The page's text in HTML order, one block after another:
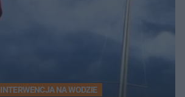
INTERWENCJA NA WODZIE